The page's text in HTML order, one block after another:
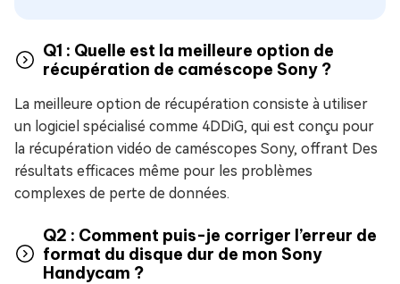
Q1 : Quelle est la meilleure option de
récupération de caméscope Sony ?
La meilleure option de récupération consiste à utiliser
un logiciel spécialisé comme 4DDiG, qui est conçu pour
la récupération vidéo de caméscopes Sony, offrant Des
résultats efficaces même pour les problèmes
complexes de perte de données.
Q2 : Comment puis-je corriger l’erreur de
format du disque dur de mon Sony
Handycam ?